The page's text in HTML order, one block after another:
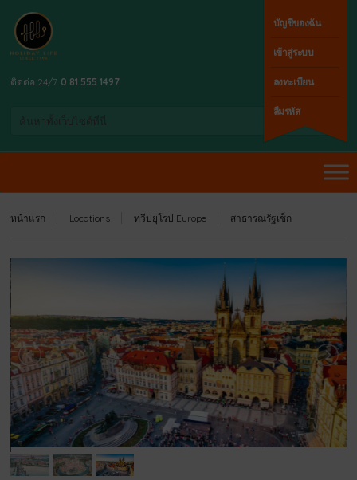
บัญชีของฉัน
เข้าสู่ระบบ
ลงทะเบียน
ลืมรหัส
ติดต่อ 24/7 0 81 555 1497
หน้าแรก Locations ทวีปยุโรป Europe สาธารณรัฐเช็ก